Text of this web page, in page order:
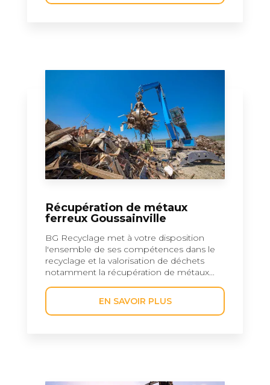
Récupération de métaux
ferreux Goussainville
BG Recyclage met à votre disposition
l'ensemble de ses compétences dans le
recyclage et la valorisation de déchets
notamment la récupération de métaux...
EN SAVOIR PLUS